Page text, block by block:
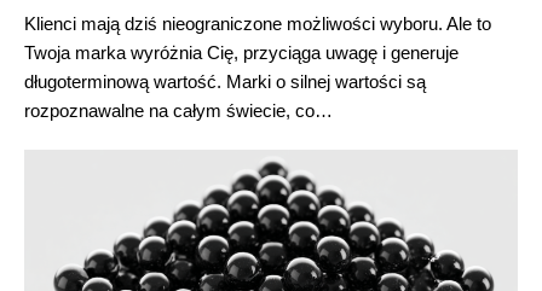
Klienci mają dziś nieograniczone możliwości wyboru. Ale to
Twoja marka wyróżnia Cię, przyciąga uwagę i generuje
długoterminową wartość. Marki o silnej wartości są
rozpoznawalne na całym świecie, co…